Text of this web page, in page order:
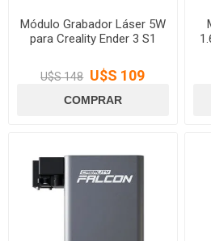
Módulo Grabador Láser 5W
para Creality Ender 3 S1
U$S 148 U$S 109